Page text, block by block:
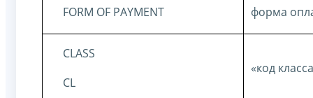
FORM OF PAYMENT форма
CLASS
CL
«код